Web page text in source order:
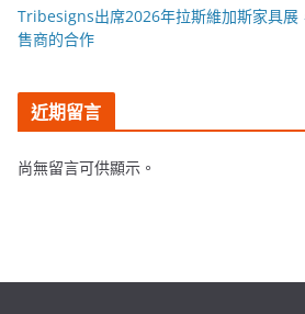
Tribesigns出席2026年拉斯維加斯家具展
售商的合作
近期留言
尚無留言可供顯示。